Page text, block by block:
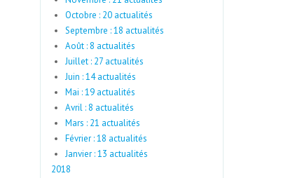
Octobre : 20 actualités
Septembre : 18 actualités
Août : 8 actualités
Juillet : 27 actualités
Juin : 14 actualités
Mai : 19 actualités
Avril : 8 actualités
Mars : 21 actualités
Février : 18 actualités
Janvier : 13 actualités
2018